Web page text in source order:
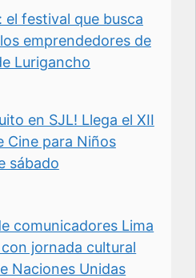
el festival que busca
emprendedores de
Lurigancho
en SJL! Llega el XII
Cine para Niños
sábado
comunicadores Lima
jornada cultural
Naciones Unidas